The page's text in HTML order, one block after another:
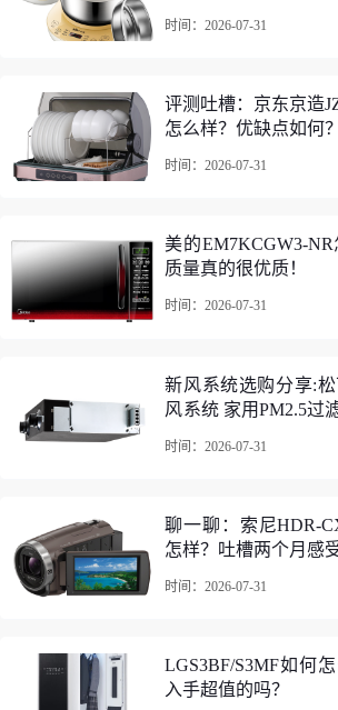
使用频率：一周多次
UlikeUI06剃/脱毛器口碑评价
以上是关于“聊一聊：UlikeUI06怎么样？口碑怎
om/vote/2emst7e6.html
时间：2026-07-31
评测吐槽：京东京造
怎么样？优缺点如何？
时间：2026-07-31
美的EM7KCGW3-
质量真的很优质！
时间：2026-07-31
新风系统选购分享:松
风系统 家用PM2.5过
原、雾霾颗粒物
时间：2026-07-31
聊一聊：索尼HDR-
怎样？吐槽两个月感
时间：2026-07-31
LGS3BF/S3MF如何
入手超值的吗？